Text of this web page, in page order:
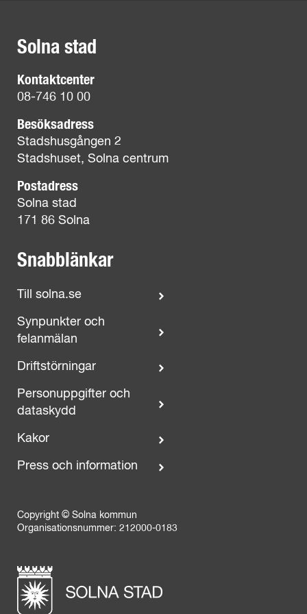
Solna stad
Kontaktcenter
08-746 10 00
Besöksadress
Stadshusgången 2
Stadshuset, Solna centrum
Postadress
Solna stad
171 86 Solna
Snabblänkar
Till solna.se
Synpunkter och
felanmälan
Driftstörningar
Personuppgifter och
dataskydd
Kakor
Press och information
Copyright © Solna kommun
Organisationsnummer: 212000-0183